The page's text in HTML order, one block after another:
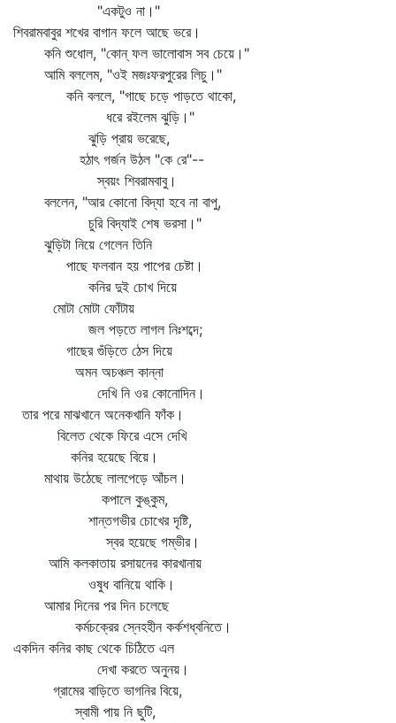
"একটুও না।"
শিবরামবাবুর শখের বাগান ফলে আছে ভরে।
কনি শুধোল, "কোন্‌ ফল ভালোবাস সব চেয়ে।"
আমি বললেম, "ওই মজঃফরপুরের লিচু।"
কনি বললে, "গাছে চড়ে পাড়তে থাকো,
ধরে রইলেম ঝুড়ি।"
ঝুড়ি প্রায় ভরেছে,
হঠাৎ গর্জন উঠল "কে রে"--
স্বয়ং শিবরামবাবু।
বললেন, "আর কোনো বিদ্যা হবে না বাপু,
চুরি বিদ্যাই শেষ ভরসা।"
ঝুড়িটা নিয়ে গেলেন তিনি
পাছে ফলবান হয় পাপের চেষ্টা।
কনির দুই চোখ দিয়ে
মোটা মোটা ফোঁটায়
জল পড়তে লাগল নিঃশব্দে;
গাছের গুঁড়িতে ঠেস দিয়ে
অমন অচঞ্চল কান্না
দেখি নি ওর কোনোদিন।
তার পরে মাঝখানে অনেকখানি ফাঁক।
বিলেত থেকে ফিরে এসে দেখি
কনির হয়েছে বিয়ে।
মাথায় উঠেছে লালপেড়ে আঁচল।
কপালে কুঙ্কুম,
শান্তগভীর চোখের দৃষ্টি,
স্বর হয়েছে গম্ভীর।
আমি কলকাতায় রসায়নের কারখানায়
ওষুধ বানিয়ে থাকি।
আমার দিনের পর দিন চলেছে
কর্মচক্রের স্নেহহীন কর্কশধ্বনিতে।
একদিন কনির কাছ থেকে চিঠিতে এল
দেখা করতে অনুনয়।
গ্রামের বাড়িতে ভাগনির বিয়ে,
স্বামী পায় নি ছুটি,